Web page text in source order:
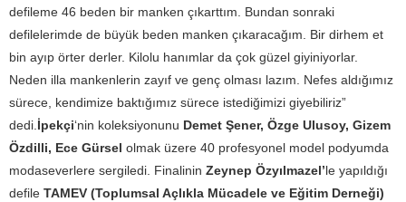
defileme 46 beden bir manken çıkarttım. Bundan sonraki
defilelerimde de büyük beden manken çıkaracağım. Bir dirhem et
bin ayıp örter derler. Kilolu hanımlar da çok güzel giyiniyorlar.
Neden illa mankenlerin zayıf ve genç olması lazım. Nefes aldığımız
sürece, kendimize baktığımız sürece istediğimizi giyebiliriz”
dedi. İpekçi‘nin koleksiyonunu Demet Şener, Özge Ulusoy, Gizem
Özdilli, Ece Gürsel olmak üzere 40 profesyonel model podyumda
modaseverlere sergiledi. Finalinin Zeynep Özyılmazel’le yapıldığı
defile TAMEV (Toplumsal Açlıkla Mücadele ve Eğitim Derneği)